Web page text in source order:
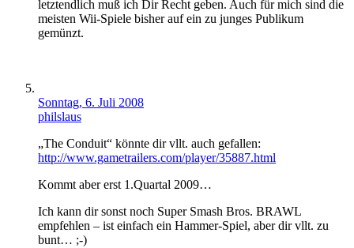
letztendlich muß ich Dir Recht geben. Auch für mich sind die
meisten Wii-Spiele bisher auf ein zu junges Publikum
gemünzt.
Sonntag, 6. Juli 2008
philslaus
„The Conduit“ könnte dir vllt. auch gefallen:
http://www.gametrailers.com/player/35887.html
Kommt aber erst 1.Quartal 2009…
Ich kann dir sonst noch Super Smash Bros. BRAWL
empfehlen – ist einfach ein Hammer-Spiel, aber dir vllt. zu
bunt… ;-)